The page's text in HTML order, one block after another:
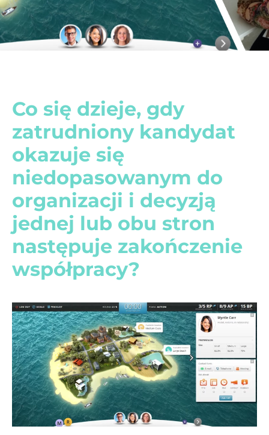
Co się dzieje, gdy
zatrudniony kandydat
okazuje się
niedopasowanym do
organizacji i decyzją
jednej lub obu stron
następuje zakończenie
współpracy?